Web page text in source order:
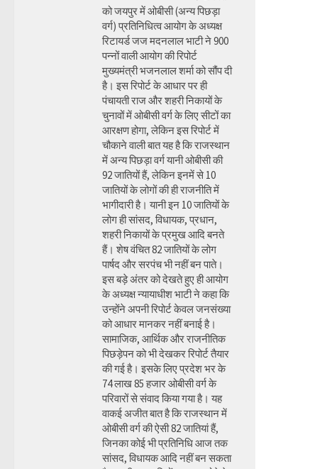
को जयपुर में ओबीसी (अन्य पिछड़ा
वर्ग) प्रतिनिधित्व आयोग के अध्यक्ष
रिटायर्ड जज मदनलाल भाटी ने 900
पन्नों वाली आयोग की रिपोर्ट
मुख्यमंत्री भजनलाल शर्मा को सौंप दी
है। इस रिपोर्ट के आधार पर ही
पंचायती राज और शहरी निकायों के
चुनावों में ओबीसी वर्ग के लिए सीटों का
आरक्षण होगा, लेकिन इस रिपोर्ट में
चौकाने वाली बात यह है कि राजस्थान
में अन्य पिछड़ा वर्ग यानी ओबीसी की
92 जातियों हैं, लेकिन इनमें से 10
जातियों के लोगों की ही राजनीति में
भागीदारी है। यानी इन 10 जातियों के
लोग ही सांसद, विधायक, प्रधान,
शहरी निकायों के प्रमुख आदि बनते
हैं। शेष वंचित 82 जातियों के लोग
पार्षद और सरपंच भी नहीं बन पाते।
इस बड़े अंतर को देखते हुए ही आयोग
के अध्यक्ष न्यायाधीश भाटी ने कहा कि
उन्होंने अपनी रिपोर्ट केवल जनसंख्या
को आधार मानकर नहीं बनाई है।
सामाजिक, आर्थिक और राजनीतिक
पिछड़ेपन को भी देखकर रिपोर्ट तैयार
की गई है। इसके लिए प्रदेश भर के
74 लाख 85 हजार ओबीसी वर्ग के
परिवारों से संवाद किया गया है। यह
वाकई अजीत बात है कि राजस्थान में
ओबीसी वर्ग की ऐसी 82 जातियां हैं,
जिनका कोई भी प्रतिनिधि आज तक
सांसद, विधायक आदि नहीं बन सकता